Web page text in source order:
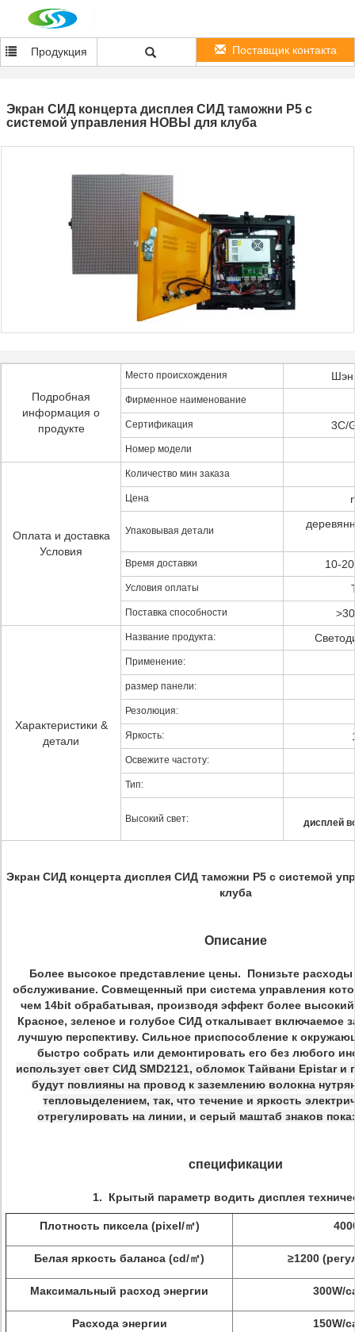
Продукция Поставщик контакта
Экран СИД концерта дисплея СИД таможни P5 с
системой управления НОВЫ для клуба
Подробная
информация о
продукте
Место происхождения
Фирменное наименование
Сертификация 3C/
Номер модели
Оплата и доставка
Условия
Количество мин заказа
Цена
Упаковывая детали
Время доставки 10-
Условия оплаты
Поставка способности
Характеристики &
детали
Название продукта:
Применение:
размер панели:
Резолюция:
Яркость:
Освежите частоту:
Тип:
Высокий свет: дисплей
Экран СИД концерта дисплея СИД таможни P5 с системой
клуба
Описание
Более высокое представление цены. Понизьте расходы
обслуживание. Совмещенный при система управления
чем 14bit обрабатывая, производя эффект более
Красное, зеленое и голубое СИД откалывает включаемое
лучшую перспективу. Сильное приспособление к
быстро собрать или демонтировать его без любого
использует свет СИД SMD2121, обломок Тайвани Epistar и
будут повлияны на провод к заземлению волокна
тепловыделением, так, что течение и яркость
отрегулировать на линии, и серый маштаб знаков
спецификации
1. Крытый параметр водить дисплея
Плотность пиксела (pixel/㎡)
Белая яркость баланса (cd/㎡) ≥1200
Максимальный расход энергии 300W/
Расхода энергии 150W/